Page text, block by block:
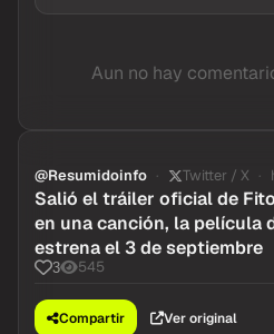
Inicia sesionpara
@Resumidoinfo Twitter / X
Salió el tráiler oficial de Fito
en una canción, la película
estrena el 3 de septiembre
3 545